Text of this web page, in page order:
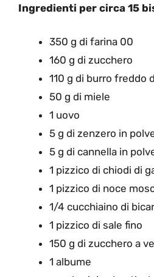
Ingredienti per circa 15
350 g di farina 00
160 g di zucchero
110 g di burro freddo
50 g di miele
1 uovo
5 g di zenzero in
5 g di cannella in
1 pizzico di chiodi di
1 pizzico di noce
1/4 cucchiaino di
1 pizzico di sale fino
150 g di zucchero a
1 albume